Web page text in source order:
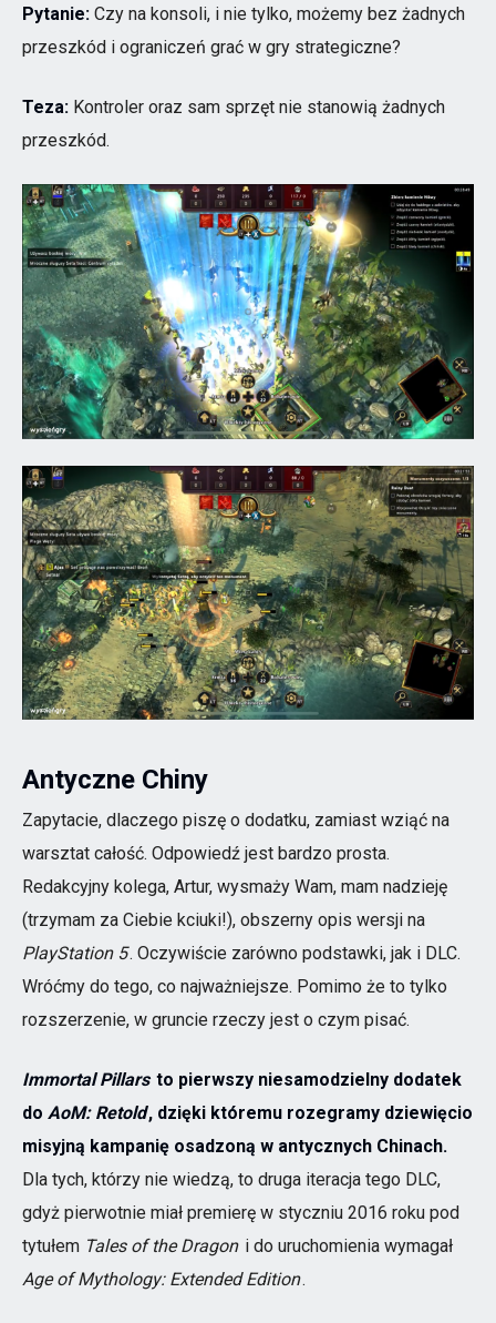
Pytanie: Czy na konsoli, i nie tylko, możemy bez żadnych
przeszkód i ograniczeń grać w gry strategiczne?
Teza: Kontroler oraz sam sprzęt nie stanowią żadnych
przeszkód.
Antyczne Chiny
Zapytacie, dlaczego piszę o dodatku, zamiast wziąć na
warsztat całość. Odpowiedź jest bardzo prosta.
Redakcyjny kolega, Artur, wysmaży Wam, mam nadzieję
(trzymam za Ciebie kciuki!), obszerny opis wersji na
PlayStation 5. Oczywiście zarówno podstawki, jak i DLC.
Wróćmy do tego, co najważniejsze. Pomimo że to tylko
rozszerzenie, w gruncie rzeczy jest o czym pisać.
Immortal Pillarsto pierwszy niesamodzielny dodatek
do AoM: Retold, dzięki któremu rozegramy dziewięcio
misyjną kampanię osadzoną w antycznych Chinach.
Dla tych, którzy nie wiedzą, to druga iteracja tego DLC,
gdyż pierwotnie miał premierę w styczniu 2016 roku pod
tytułem Tales of the Dragon i do uruchomienia wymagał
Age of Mythology: Extended Edition.